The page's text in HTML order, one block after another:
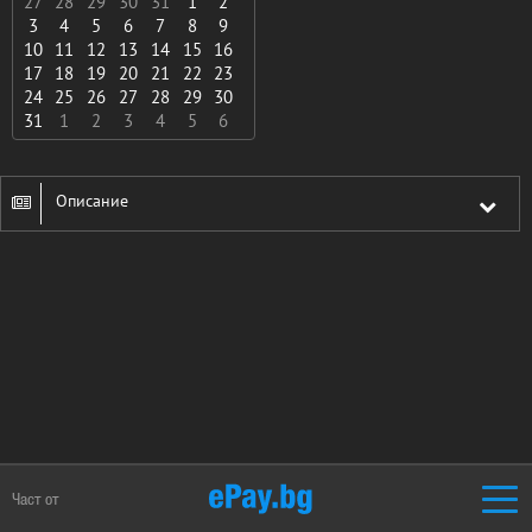
Виж на картата
3
4 5 6 7 8
9
10 11 12 13 14 15
16
17
18 19 20 21 22
23
24 25 26 27 28 29
30
31
1 2 3 4 5 6
Описание
След двегодишна пауза, Димитрис Папайоану се завърна на
сцената с новия си спектакъл НАПРЕЧНА ОРИЕНТАЦИЯ, чиято
- валиден цифров COVID сертификат за преболедуване.
Част от